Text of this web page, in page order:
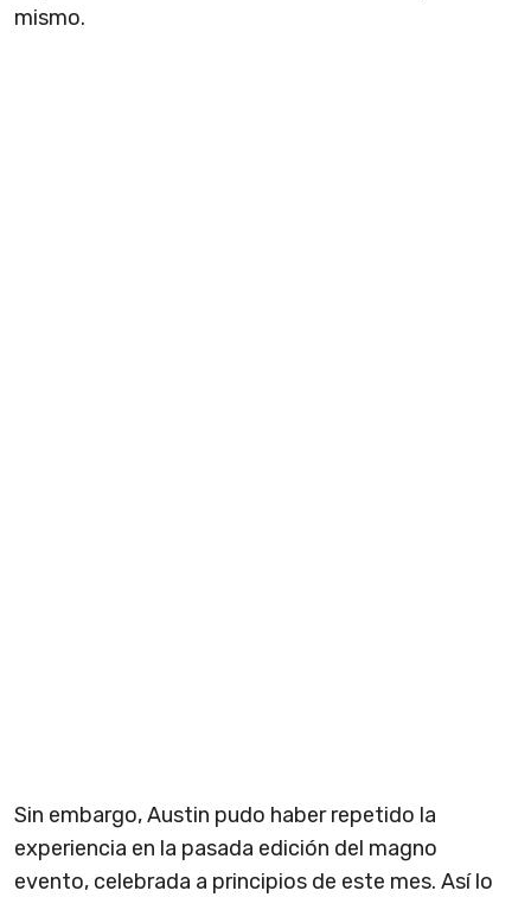
mismo.
Sin embargo, Austin pudo haber repetido la
experiencia en la pasada edición del magno
evento, celebrada a principios de este mes. Así lo